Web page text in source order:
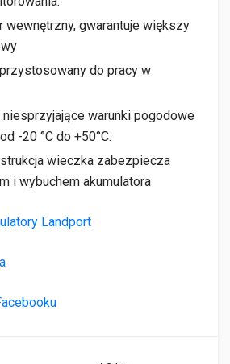
wewnętrzny, gwarantuje większy
do pracy w
niesprzyjające warunki pogodowe
-20 °C do +50°C.
wieczka zabezpiecza
i wybuchem akumulatora
Landport